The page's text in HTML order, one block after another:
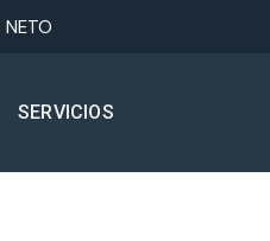
SERVICIOS